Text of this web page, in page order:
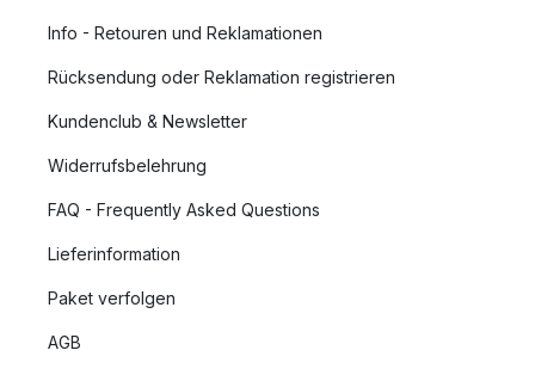
Info - Retouren und Reklamationen
Rücksendung oder Reklamation registrieren
Kundenclub & Newsletter
Widerrufsbelehrung
FAQ - Frequently Asked Questions
Lieferinformation
Paket verfolgen
AGB